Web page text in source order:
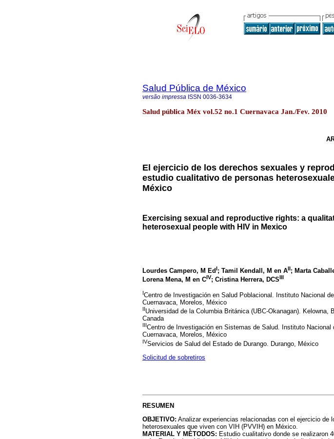
Salud Pública de México
versão impressa ISSN 0036-3634
Salud pública Méx vol.52 no.1 Cuernavaca Jan./Fev. 2010
El ejercicio de los derechos sexuales y
estudio cualitativo de personas
México
Exercising sexual and reproductive rights: a
heterosexual people with HIV in Mexico
Lourdes Campero, M EdI; Tamil Kendall, M en AII; Marta
Lorena Mena, M en CIV; Cristina Herrera, DCSIII
ICentro de Investigación en Salud Poblacional. Instituto Nacional
Cuernavaca, Morelos, México
IIUniversidad de la Columbia Británica (UBC-Okanagan). Kelowna,
Canada
IIICentro de Investigación en Sistemas de Salud. Instituto Nacional
Cuernavaca, Morelos, México
IVServicios de Salud del Estado de Durango. Durango, México
Solicitud de sobretiros
RESUMEN
OBJETIVO: Analizar experiencias relacionadas con el ejercicio de
heterosexuales que viven con VIH (PVVIH) en México.
MATERIAL Y MÉTODOS: Estudio cualitativo donde se realizaron